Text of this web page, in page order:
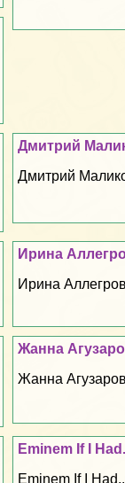
Дмитрий
Дмитрий
Ирина
Ирина
Жанна
Жанна
Eminem If I
Eminem If I